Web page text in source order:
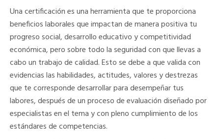
Una certificación es una herramienta que te proporciona
beneficios laborales que impactan de manera positiva tu
progreso social, desarrollo educativo y competitividad
económica, pero sobre todo la seguridad con que llevas a
cabo un trabajo de calidad. Esto se debe a que valida con
evidencias las habilidades, actitudes, valores y destrezas
que te corresponde desarrollar para desempeñar tus
labores, después de un proceso de evaluación diseñado por
especialistas en el tema y con pleno cumplimiento de los
estándares de competencias.